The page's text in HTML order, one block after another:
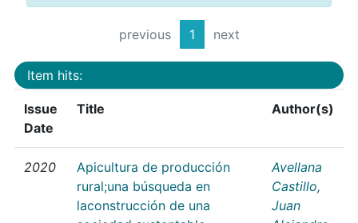
previous 1 next
Item hits:
Issue
Date
Title Author(s)
2020
Apicultura de producción
rural;una búsqueda en
laconstrucción de una
Avellana
Castillo,
Juan